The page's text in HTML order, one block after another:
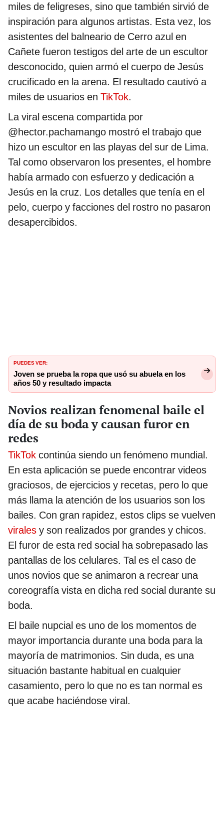
miles de feligreses, sino que también sirvió de
inspiración para algunos artistas. Esta vez, los
asistentes del balneario de Cerro azul en
Cañete fueron testigos del arte de un escultor
desconocido, quien armó el cuerpo de Jesús
crucificado en la arena. El resultado cautivó a
miles de usuarios en TikTok.
La viral escena compartida por
@hector.pachamango mostró el trabajo que
hizo un escultor en las playas del sur de Lima.
Tal como observaron los presentes, el hombre
había armado con esfuerzo y dedicación a
Jesús en la cruz. Los detalles que tenía en el
pelo, cuerpo y facciones del rostro no pasaron
desapercibidos.
PUEDES VER:
Joven se prueba la ropa que usó su abuela en los
años 50 y resultado impacta
Novios realizan fenomenal baile el
día de su boda y causan furor en
redes
TikTok continúa siendo un fenómeno mundial.
En esta aplicación se puede encontrar videos
graciosos, de ejercicios y recetas, pero lo que
más llama la atención de los usuarios son los
bailes. Con gran rapidez, estos clips se vuelven
virales y son realizados por grandes y chicos.
El furor de esta red social ha sobrepasado las
pantallas de los celulares. Tal es el caso de
unos novios que se animaron a recrear una
coreografía vista en dicha red social durante su
boda.
El baile nupcial es uno de los momentos de
mayor importancia durante una boda para la
mayoría de matrimonios. Sin duda, es una
situación bastante habitual en cualquier
casamiento, pero lo que no es tan normal es
que acabe haciéndose viral.